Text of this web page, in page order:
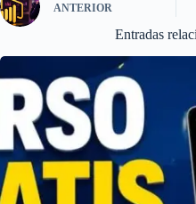
ANTERIOR
Entradas